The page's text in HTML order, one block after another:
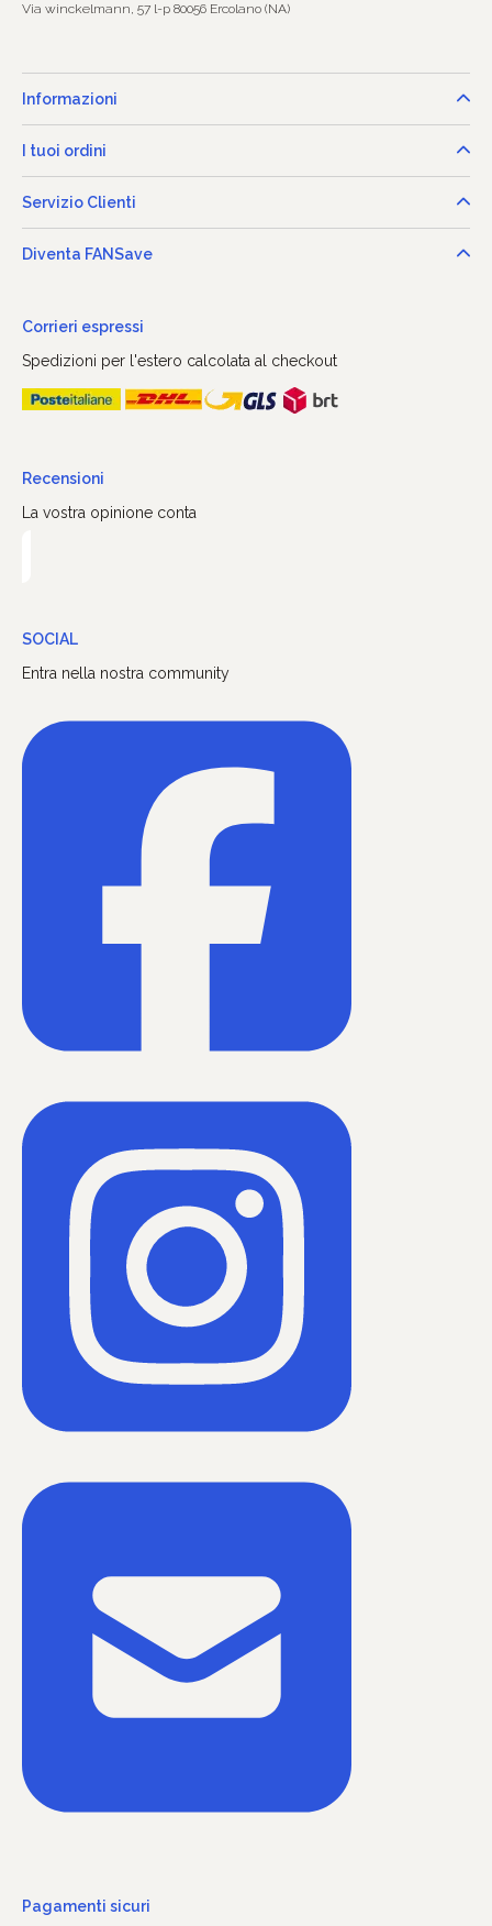
Via winckelmann, 57 l-p 80056 Ercolano (NA)
Informazioni
I tuoi ordini
Servizio Clienti
Diventa FANSave
Corrieri espressi
Spedizioni per l'estero calcolata al checkout
Recensioni
La vostra opinione conta
SOCIAL
Entra nella nostra community
Pagamenti sicuri